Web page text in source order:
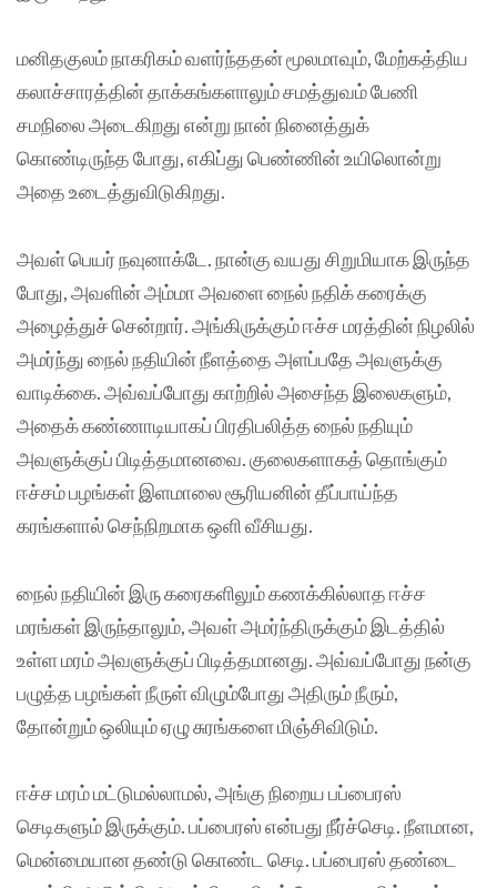
மனிதகுலம் நாகரிகம் வளர்ந்ததன் மூலமாவும், மேற்கத்திய
கலாச்சாரத்தின் தாக்கங்களாலும் சமத்துவம் பேணி
சமநிலை அடைகிறது என்று நான் நினைத்துக்
கொண்டிருந்த போது, எகிப்து பெண்ணின் உயிலொன்று
அதை உடைத்துவிடுகிறது.
அவள் பெயர் நவுனாக்டே. நான்கு வயது சிறுமியாக இருந்த
போது, அவளின் அம்மா அவளை நைல் நதிக் கரைக்கு
அழைத்துச் சென்றார். அங்கிருக்கும் ஈச்ச மரத்தின் நிழலில்
அமர்ந்து நைல் நதியின் நீளத்தை அளப்பதே அவளுக்கு
வாடிக்கை. அவ்வப்போது காற்றில் அசைந்த இலைகளும்,
அதைக் கண்ணாடியாகப் பிரதிபலித்த நைல் நதியும்
அவளுக்குப் பிடித்தமானவை. குலைகளாகத் தொங்கும்
ஈச்சம் பழங்கள் இளமாலை சூரியனின் தீப்பாய்ந்த
கரங்களால் செந்நிறமாக ஒளி வீசியது.
நைல் நதியின் இரு கரைகளிலும் கணக்கில்லாத ஈச்ச
மரங்கள் இருந்தாலும், அவள் அமர்ந்திருக்கும் இடத்தில்
உள்ள மரம் அவளுக்குப் பிடித்தமானது. அவ்வப்போது நன்கு
பழுத்த பழங்கள் நீருள் விழும்போது அதிரும் நீரும்,
தோன்றும் ஒலியும் ஏழு சுரங்களை மிஞ்சிவிடும்.
ஈச்ச மரம் மட்டுமல்லாமல், அங்கு நிறைய பப்பைரஸ்
செடிகளும் இருக்கும். பப்பைரஸ் என்பது நீர்ச்செடி. நீளமான,
மென்மையான தண்டு கொண்ட செடி. பப்பைரஸ் தண்டை